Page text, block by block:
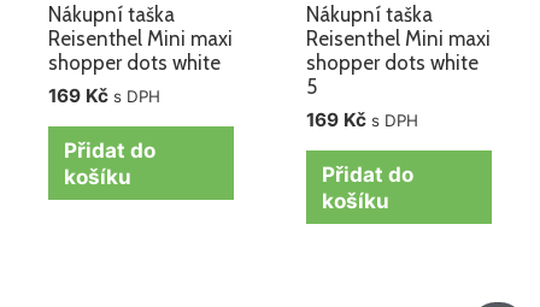
Nákupní taška
Reisenthel Mini maxi
shopper dots white
169 Kč s DPH
Přidat do
košíku
Nákupní taška
Reisenthel Mini maxi
shopper dots white
5
169 Kč s DPH
Přidat do
košíku